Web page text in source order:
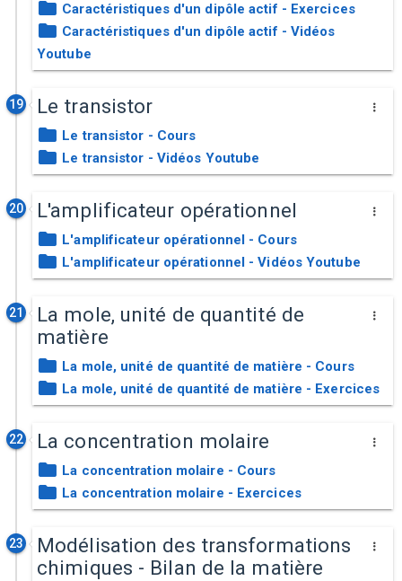
Caractéristiques d'un dipôle actif - Exercices
Caractéristiques d'un dipôle actif - Vidéos
Youtube
19 Le transistor
Le transistor - Cours
Le transistor - Vidéos Youtube
20 L'amplificateur opérationnel
L'amplificateur opérationnel - Cours
L'amplificateur opérationnel - Vidéos Youtube
21
La mole, unité de quantité de
matière
La mole, unité de quantité de matière - Cours
La mole, unité de quantité de matière - Exercices
22 La concentration molaire
La concentration molaire - Cours
La concentration molaire - Exercices
23
Modélisation des transformations
chimiques - Bilan de la matière